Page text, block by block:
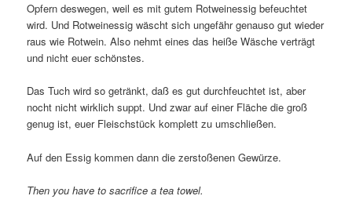
Opfern deswegen, weil es mit gutem Rotweinessig befeuchtet
wird. Und Rotweinessig wäscht sich ungefähr genauso gut wieder
raus wie Rotwein. Also nehmt eines das heiße Wäsche verträgt
und nicht euer schönstes.
Das Tuch wird so getränkt, daß es gut durchfeuchtet ist, aber
nocht nicht wirklich suppt. Und zwar auf einer Fläche die groß
genug ist, euer Fleischstück komplett zu umschließen.
Auf den Essig kommen dann die zerstoßenen Gewürze.
Then you have to sacrifice a tea towel.